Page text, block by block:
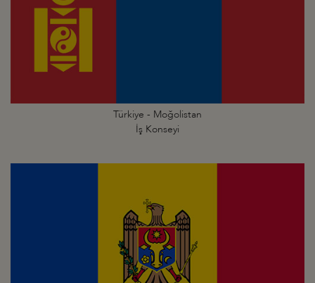
Türkiye - Moğolistan
İş Konseyi